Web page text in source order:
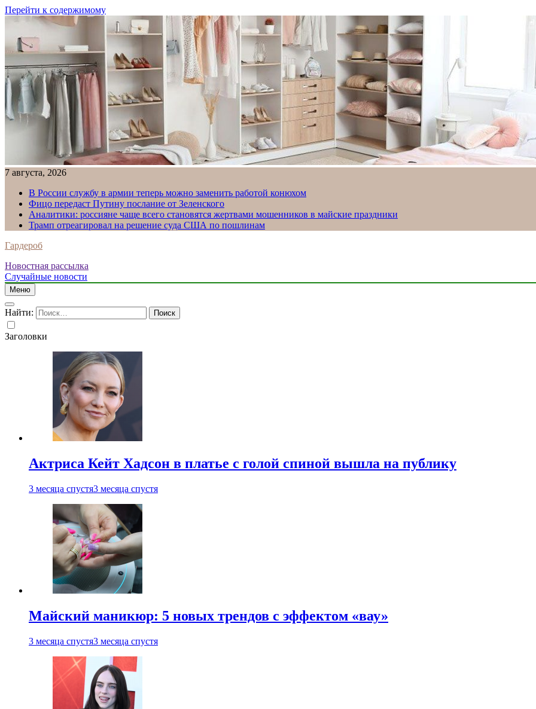
Перейти к содержимому
7 августа, 2026
В России службу в армии теперь можно заменить работой конюхом
Фицо передаст Путину послание от Зеленского
Аналитики: россияне чаще всего становятся жертвами мошенников в майские праздники
Трамп отреагировал на решение суда США по пошлинам
Гардероб
Новостная рассылка
Случайные новости
Меню
Найти:
Заголовки
Актриса Кейт Хадсон в платье с голой спиной вышла на публику
3 месяца спустя3 месяца спустя
Майский маникюр: 5 новых трендов с эффектом «вау»
3 месяца спустя3 месяца спустя